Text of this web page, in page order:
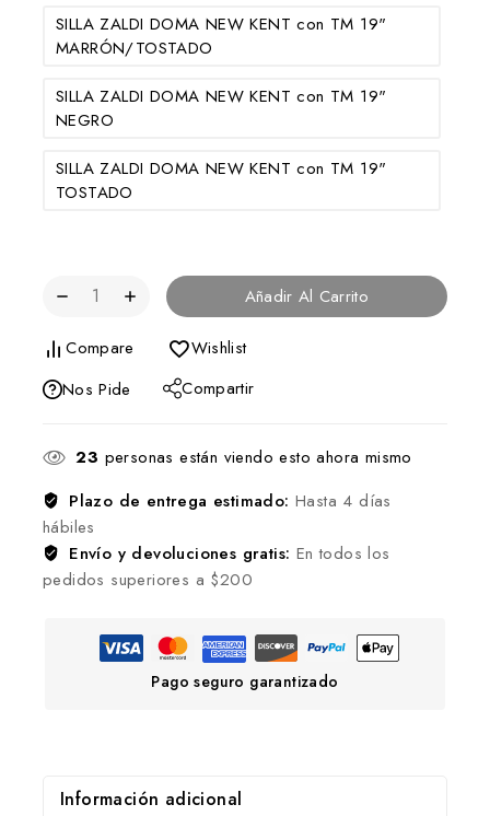
SILLA ZALDI DOMA NEW KENT con TM 19"
MARRÓN/TOSTADO
SILLA ZALDI DOMA NEW KENT con TM 19"
NEGRO
SILLA ZALDI DOMA NEW KENT con TM 19"
TOSTADO
Añadir Al Carrito
Compare
Wishlist
Nos Pide
Compartir
23 personas están viendo esto ahora mismo
Plazo de entrega estimado: Hasta 4 días
hábiles
Envío y devoluciones gratis: En todos los
pedidos superiores a $200
Pago seguro garantizado
Información adicional